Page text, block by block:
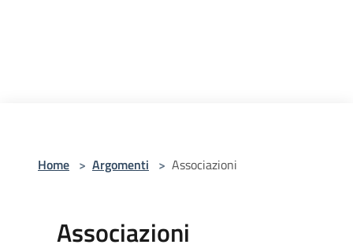
Home > Argomenti > Associazioni
Associazioni